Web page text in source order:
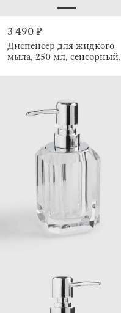
3 490 ₽
Диспенсер для жидкого
мыла, 250 мл, сенсорный,